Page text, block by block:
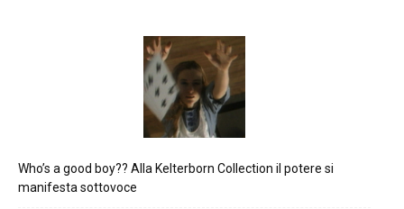
Who’s a good boy?? Alla Kelterborn Collection il potere si
manifesta sottovoce